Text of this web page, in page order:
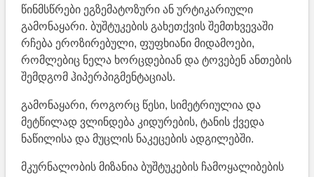
წინმსწრები ეგზემატოზური ან ურტიკარიული
გამონაყარი. ბუშტუკების გახეთქვის შემთხვევაში
რჩება ეროზირებული, ფუფხიანი მიდამოები,
რომლებიც ნელა ხორცდებიან და ტოვებენ ანთების
შემდგომ ჰიპერპიგმენტაციას.
გამონაყარი, როგორც წესი, სიმეტრიულია და
მეტწილად ვლინდება კიდურების, ტანის ქვედა
ნაწილისა და მუცლის ნაკეცების ადგილებში.
მკურნალობის მიზანია ბუშტუკების ჩამოყალიბების